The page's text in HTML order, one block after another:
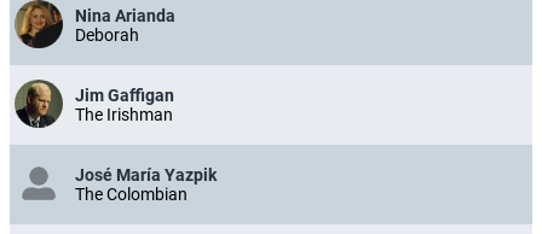
Nina Arianda
Deborah
Jim Gaffigan
The Irishman
José María Yazpik
The Colombian